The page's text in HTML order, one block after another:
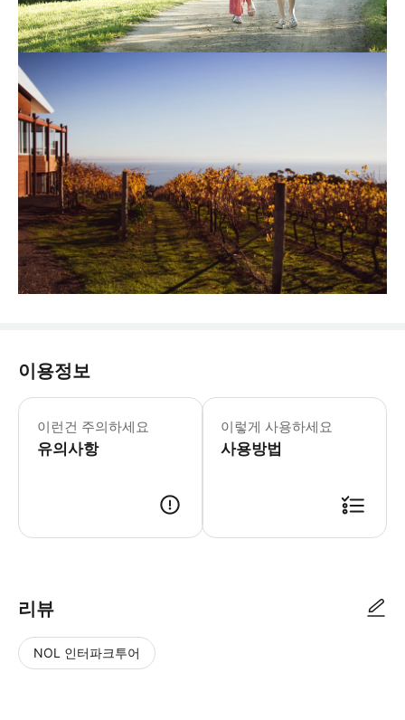
이용정보
이런건 주의하세요
유의사항
이렇게 사용하세요
사용방법
리뷰
NOL 인터파크투어